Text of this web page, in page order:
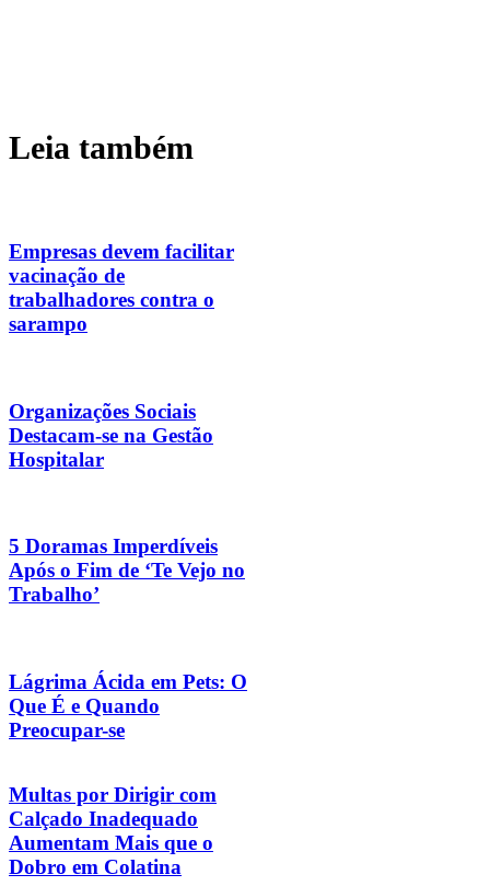
Leia também
Empresas devem facilitar
vacinação de
trabalhadores contra o
sarampo
Organizações Sociais
Destacam-se na Gestão
Hospitalar
5 Doramas Imperdíveis
Após o Fim de ‘Te Vejo no
Trabalho’
Lágrima Ácida em Pets: O
Que É e Quando
Preocupar-se
Multas por Dirigir com
Calçado Inadequado
Aumentam Mais que o
Dobro em Colatina